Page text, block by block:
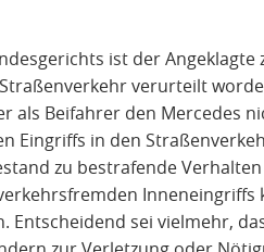
ist der Angeklagte
verurteilt
als Beifahrer den Mercedes
Eingriffs in den
zu bestrafende
Entscheidend sei vielmehr,